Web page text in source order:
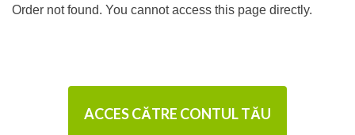
Order not found. You cannot access this page directly.
ACCES CĂTRE CONTUL TĂU